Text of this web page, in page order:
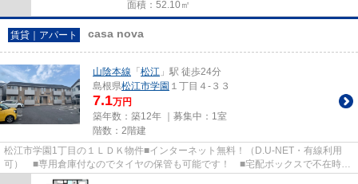
面積：52.10㎡
賃貸｜アパート casa nova
山陰本線 「 松江 」駅 徒歩24分
島根県松江市学園 １丁目４-３３
7.1万円
築年数：築12年 ｜募集中： 1室
階数：2階建
松江市学園1丁目の１ＬＤＫ物件■インターネット無料！（D.U-NET・有線利用
可） ■専用倉庫付なのでタイヤの保管も可能です！ ■宅配ボックスで不在時の
荷物の受取が可能！ ■セコムの...